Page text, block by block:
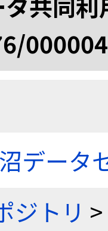
データ
ジトリ >